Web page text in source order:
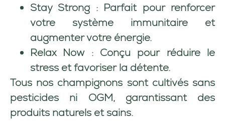
Stay Strong : Parfait pour renforcer
votre système immunitaire et
augmenter votre énergie.
Relax Now: Conçu pour réduire le
stress et favoriser la détente.
Tous nos champignons sont cultivés sans
pesticides ni OGM, garantissant des
produits naturels et sains.